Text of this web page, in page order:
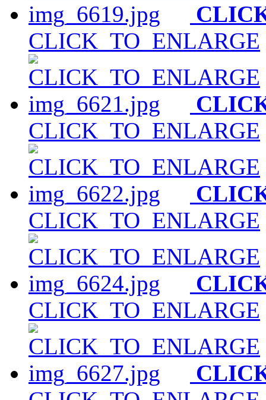
CLICK_TO_ENLARGE
CLICK_TO_ENLARGE
CLICK_TO_ENLARGE
CLICK_TO_ENLARGE